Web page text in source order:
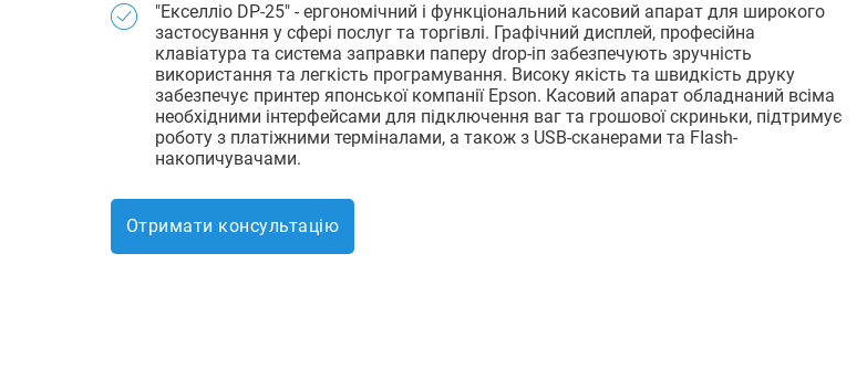
"Екселліо DP-25" - ергономічний і функціональний касовий апарат для широкого
застосування у сфері послуг та торгівлі. Графічний дисплей, професійна
клавіатура та система заправки паперу drop-iп забезпечують зручність
використання та легкість програмування. Високу якість та швидкість друку
забезпечує принтер японської компанії Epson. Касовий апарат обладнаний всіма
необхідними інтерфейсами для підключення ваг та грошової скриньки, підтримує
роботу з платіжними терміналами, а також з USВ-сканерами та FІаsh-
накопичувачами.
Отримати консультацію